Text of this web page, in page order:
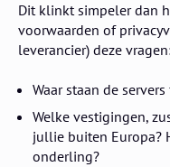
Dit klinkt simpeler dan
voorwaarden of
leverancier) deze
Waar staan de servers
Welke vestigingen,
jullie buiten Europa?
onderling?